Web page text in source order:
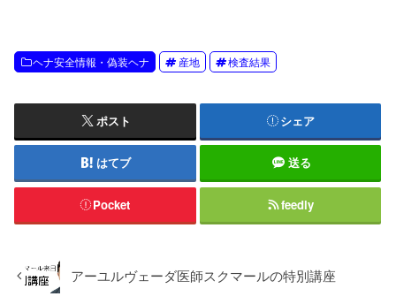
ヘナ安全情報・偽装ヘナ 産地 検査結果
ポスト シェア
はてブ 送る
Pocket feedly
アーユルヴェーダ医師スクマールの特別講座